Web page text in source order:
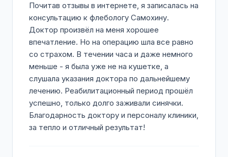
Почитав отзывы в интернете, я записалась на
консультацию к флебологу Самохину.
Доктор произвёл на меня хорошее
впечатление. Но на операцию шла все равно
со страхом. В течении часа и даже немного
меньше - я была уже не на кушетке, а
слушала указания доктора по дальнейшему
лечению. Реабилитационный период прошёл
успешно, только долго заживали синячки.
Благодарность доктору и персоналу клиники,
за тепло и отличный результат!